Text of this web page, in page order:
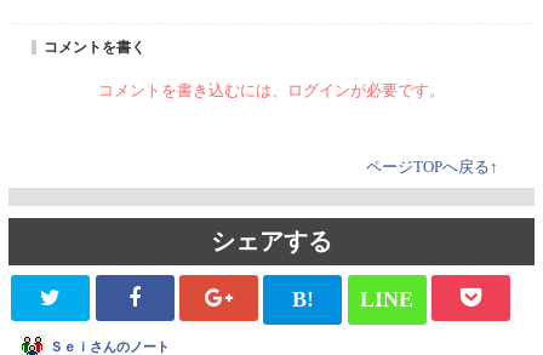
コメントを書く
コメントを書き込むには、ログインが必要です。
ページTOPへ戻る↑
シェアする
B! LINE
Ｓｅｉさんのノート